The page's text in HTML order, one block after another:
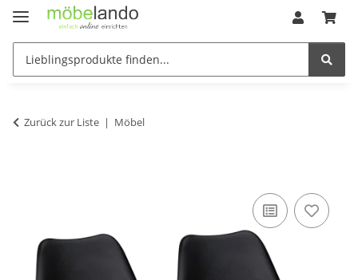
Zurück zur Liste Möbel